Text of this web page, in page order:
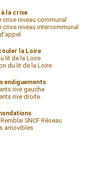
la crise
crise niveau communal
crise niveau intercommunal
la Loire
lit de la Loire
du lit de la Loire
endiguements
rive gauche
rive droite
SNCF Réseau
amovibles